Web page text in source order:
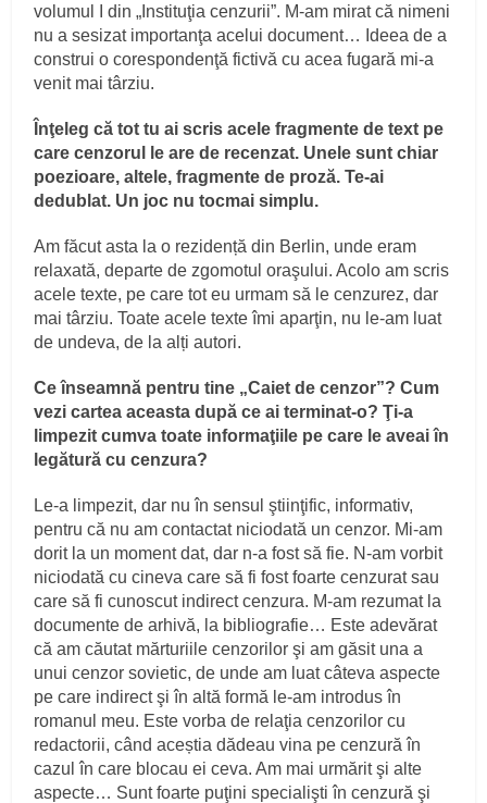
volumul I din „Instituţia cenzurii”. M-am mirat că nimeni
nu a sesizat importanţa acelui document… Ideea de a
construi o corespondenţă fictivă cu acea fugară mi-a
venit mai târziu.
Înţeleg că tot tu ai scris acele fragmente de text pe
care cenzorul le are de recenzat. Unele sunt chiar
poezioare, altele, fragmente de proză. Te-ai
dedublat. Un joc nu tocmai simplu.
Am făcut asta la o rezidență din Berlin, unde eram
relaxată, departe de zgomotul oraşului. Acolo am scris
acele texte, pe care tot eu urmam să le cenzurez, dar
mai târziu. Toate acele texte îmi aparţin, nu le-am luat
de undeva, de la alți autori.
Ce înseamnă pentru tine „Caiet de cenzor”? Cum
vezi cartea aceasta după ce ai terminat-o? Ţi-a
limpezit cumva toate informaţiile pe care le aveai în
legătură cu cenzura?
Le-a limpezit, dar nu în sensul ştiinţific, informativ,
pentru că nu am contactat niciodată un cenzor. Mi-am
dorit la un moment dat, dar n-a fost să fie. N-am vorbit
niciodată cu cineva care să fi fost foarte cenzurat sau
care să fi cunoscut indirect cenzura. M-am rezumat la
documente de arhivă, la bibliografie… Este adevărat
că am căutat mărturiile cenzorilor şi am găsit una a
unui cenzor sovietic, de unde am luat câteva aspecte
pe care indirect şi în altă formă le-am introdus în
romanul meu. Este vorba de relaţia cenzorilor cu
redactorii, când aceștia dădeau vina pe cenzură în
cazul în care blocau ei ceva. Am mai urmărit şi alte
aspecte… Sunt foarte puţini specialişti în cenzură şi